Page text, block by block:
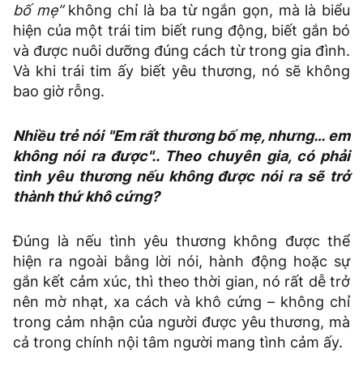
bố mẹ”không chỉ là ba từ ngắn gọn, mà là biểu
hiện của một trái tim biết rung động, biết gắn bó
và được nuôi dưỡng đúng cách từ trong gia đình.
Và khi trái tim ấy biết yêu thương, nó sẽ không
bao giờ rỗng.
Nhiều trẻ nói "Em rất thương bố mẹ, nhưng… em
không nói ra được".. Theo chuyên gia, có phải
tình yêu thương nếu không được nói ra sẽ trở
thành thứ khô cứng?
Đúng là nếu tình yêu thương không được thể
hiện ra ngoài bằng lời nói, hành động hoặc sự
gắn kết cảm xúc, thì theo thời gian, nó rất dễ trở
nên mờ nhạt, xa cách và khô cứng – không chỉ
trong cảm nhận của người được yêu thương, mà
cả trong chính nội tâm người mang tình cảm ấy.